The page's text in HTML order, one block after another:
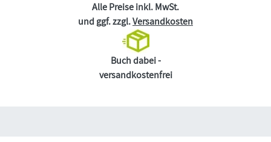
Alle Preise inkl. MwSt.
und ggf. zzgl.Versandkosten
Buch dabei -
versandkostenfrei